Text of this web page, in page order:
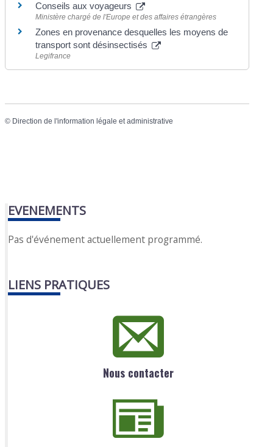
Conseils aux voyageurs
Ministère chargé de l'Europe et des affaires étrangères
Zones en provenance desquelles les moyens de
transport sont désinsectisés
Legifrance
© Direction de l'information légale et administrative
EVENEMENTS
Pas d'événement actuellement programmé.
LIENS PRATIQUES
Nous contacter